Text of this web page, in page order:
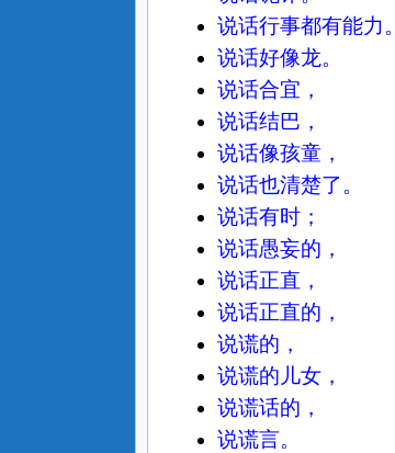
说话行事都有能力。
说话好像龙。
说话合宜，
说话结巴，
说话像孩童，
说话也清楚了。
说话有时；
说话愚妄的，
说话正直，
说话正直的，
说谎的，
说谎的儿女，
说谎话的，
说谎言。